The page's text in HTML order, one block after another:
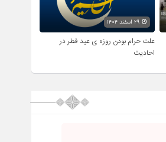
علت حرام بودن روزه ی عید فطر در
احادیث